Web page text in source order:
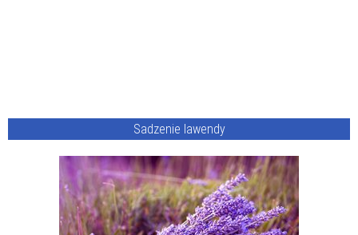
Sadzenie lawendy